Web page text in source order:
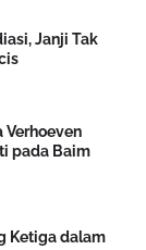
Janji Tak
Verhoeven
pada Baim
Ketiga dalam